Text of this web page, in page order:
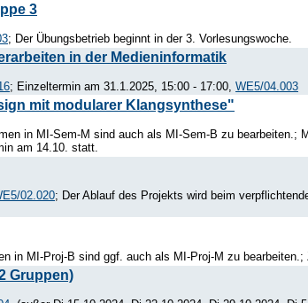
3
; Der Übungsbetrieb beginnt in der 3. Vorlesungswoche.
in der Medieninformatik
; Einzeltermin am 31.1.2025, 15:00 - 17:00, WE5/04.003
mit modularer Klangsynthese"
in MI-Sem-M sind auch als MI-Sem-B zu bearbeiten.;
am 14.10. statt.
02.020; Der Ablauf des Projekts wird beim
in MI-Proj-B sind ggf. auch als MI-Proj-M zu bearbeiten.;
Gruppen)